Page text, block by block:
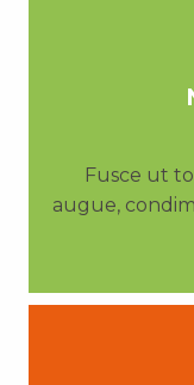
Fusce ut
augue,